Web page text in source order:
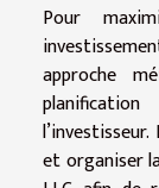
Pour
approche
et organiser